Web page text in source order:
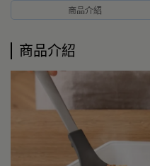
商品介紹
商品介紹